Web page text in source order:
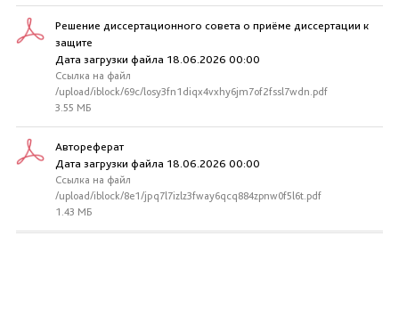
Решение диссертационного совета о приёме диссертации к
защите
Дата загрузки файла 18.06.2026 00:00
Ссылка на файл
/upload/iblock/69c/losy3fn1diqx4vxhy6jm7of2fssl7wdn.pdf
3.55 МБ
Автореферат
Дата загрузки файла 18.06.2026 00:00
Ссылка на файл
/upload/iblock/8e1/jpq7l7izlz3fway6qcq884zpnw0f5l6t.pdf
1.43 МБ